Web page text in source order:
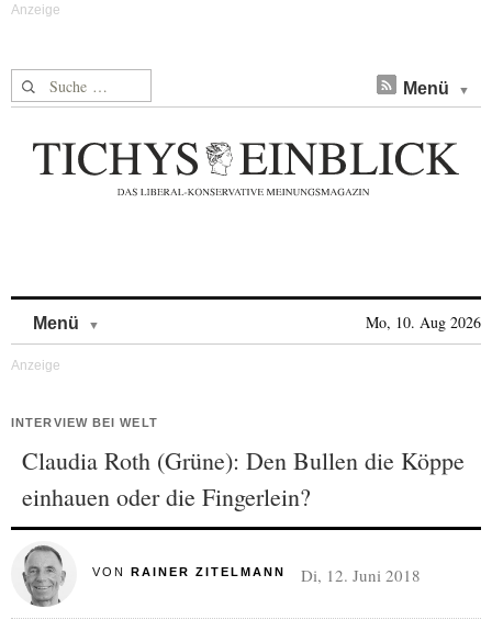
Suche nach: Menü
Menü Mo, 10. Aug 2026
INTERVIEW BEI WELT
Claudia Roth (Grüne): Den Bullen die Köppe
einhauen oder die Fingerlein?
VON RAINER ZITELMANN Di, 12. Juni 2018